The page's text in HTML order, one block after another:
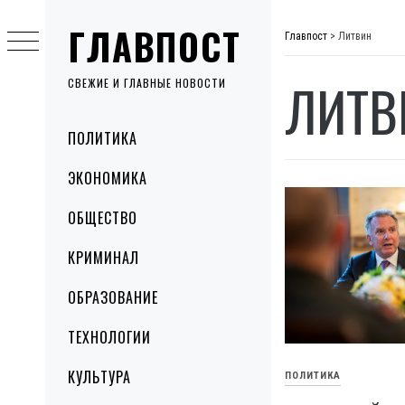
ГЛАВПОСТ
СВЕЖИЕ И ГЛАВНЫЕ НОВОСТИ
MenuПОЛИТИКА
ЭКОНОМИКА
ОБЩЕСТВО
КРИМИНАЛ
ОБРАЗОВАНИЕ
ТЕХНОЛОГИИ
КУЛЬТУРА
to
content
Главпост > Литвин
ПОЛИТИКА